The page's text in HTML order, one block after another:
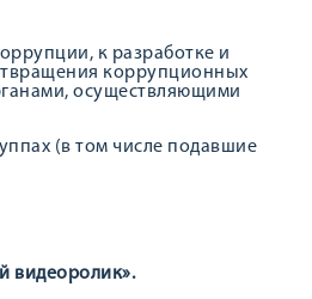
к разработке и
коррупционных
осуществляющими
(в том числе подавшие
видеоролик».